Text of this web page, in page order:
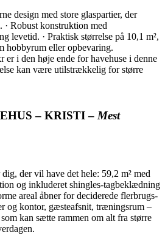
design med store glaspartier, der
· Robust konstruktion med
levetid. · Praktisk størrelse på 10,1 m²,
hobbyrum eller opbevaring.
er i den høje ende for havehuse i denne
kan være utilstrækkelig for større
– KRISTI – Mest
der vil have det hele: 59,2 m² med
og inkluderet shingles-tagbeklædning
areal åbner for deciderede flerbrugs-
og kontor, gæsteafsnit, træningsrum –
kan sætte rammen om alt fra større